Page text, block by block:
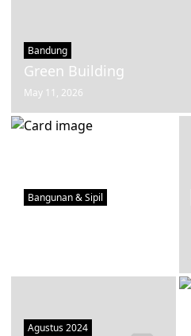
Bandung
Green Building
May 11, 2026
Bangunan & Sipil
Agustus 2024